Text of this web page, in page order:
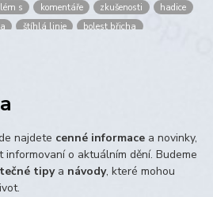
s komentáře zkušenosti
hadice
štíhlá linie
bolest břicha
najdete cenné informace a novinky,
o aktuálním dění. Budeme
tipya návody, které mohou